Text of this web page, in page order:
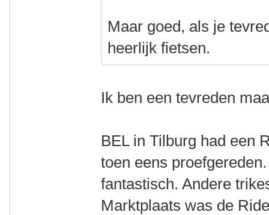
Maar goed, als je
heerlijk fietsen.
Ik ben een tevreden
BEL in Tilburg had een
toen eens
fantastisch. Andere
Marktplaats was de